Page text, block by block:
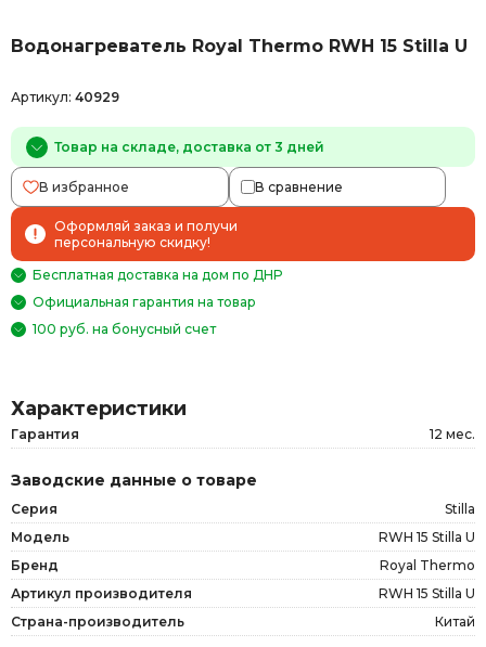
Водонагреватель Royal Thermo RWH 15 Stilla U
Артикул: 40929
Товар на складе, доставка от 3 дней
В избранное В сравнение
Оформляй заказ и получи
персональную скидку!
Бесплатная доставка на дом по ДНР
Официальная гарантия на товар
100 руб. на бонусный счет
Характеристики
Гарантия 12 мес.
Заводские данные о товаре
Серия
Stilla
Модель
RWH 15 Stilla U
Бренд
Royal Thermo
Артикул производителя
RWH 15 Stilla U
Страна-производитель
Китай